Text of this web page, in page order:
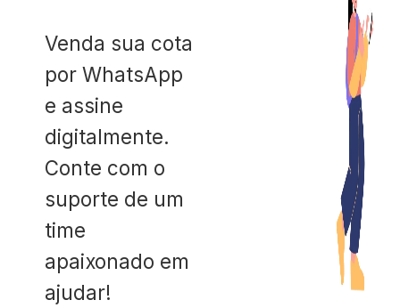
Venda sua cota
por WhatsApp
e assine
digitalmente.
Conte com o
suporte de um
time
apaixonado em
ajudar!